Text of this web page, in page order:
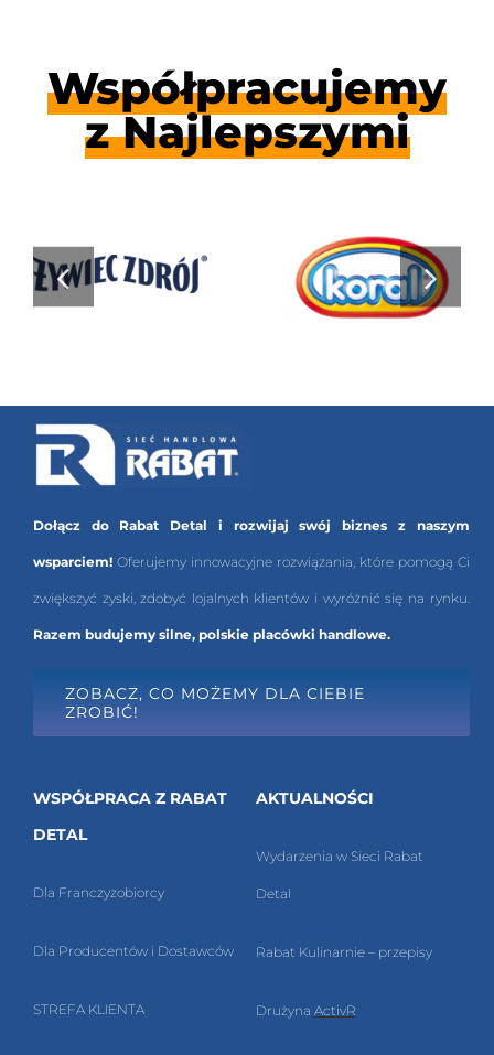
Współpracujemy
z Najlepszymi
Dołącz do Rabat Detal i rozwijaj swój biznes z naszym
wsparciem! Oferujemy innowacyjne rozwiązania, które pomogą Ci
zwiększyć zyski, zdobyć lojalnych klientów i wyróżnić się na rynku.
Razem budujemy silne, polskie placówki handlowe.
ZOBACZ, CO MOŻEMY DLA CIEBIE
ZROBIĆ!
WSPÓŁPRACA Z RABAT
DETAL
Dla Franczyzobiorcy
Dla Producentów i Dostawców
STREFA KLIENTA
AKTUALNOŚCI
Wydarzenia w Sieci Rabat
Detal
Rabat Kulinarnie – przepisy
Drużyna ActivR